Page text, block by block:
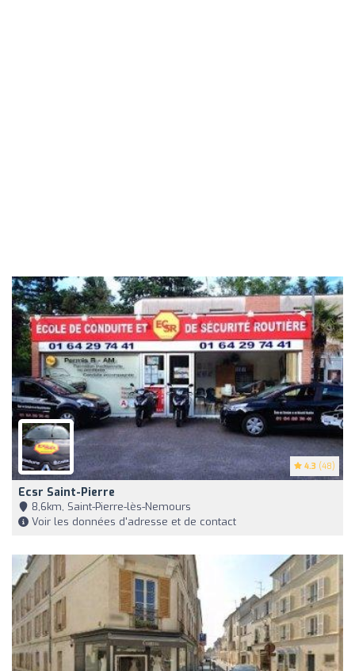
4.3 (48)
Ecsr Saint-Pierre
8,6km, Saint-Pierre-lès-Nemours
Voir les données d'adresse et de contact